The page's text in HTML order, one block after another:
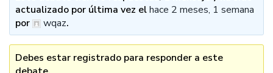
actualizado por última vez elhace 2 meses, 1 semana
por
wqaz.
Debes estar registrado para responder a este